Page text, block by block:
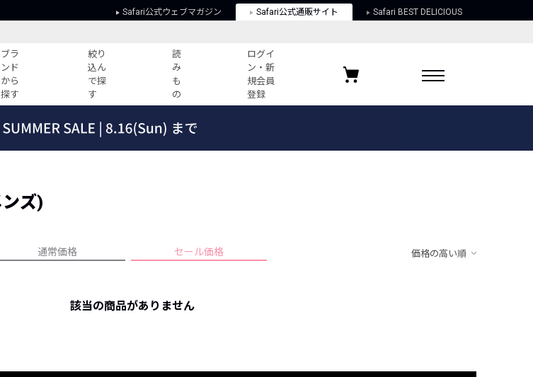
Safari公式ウェブマガジン Safari公式通販サイト Safari BEST DELICIOUS
ブラ
ンド
から
探す
絞り
込ん
で探
す
読
み
も
の
ログイ
ン・新
規会員
登録
の記事
介
コーデ TOP20
記事ランキング
ーカスブランド
プライバシーポリシー
お気に入りブランド
ズ)
通常価格 セール価格 価格の高い順
該当の商品がありません